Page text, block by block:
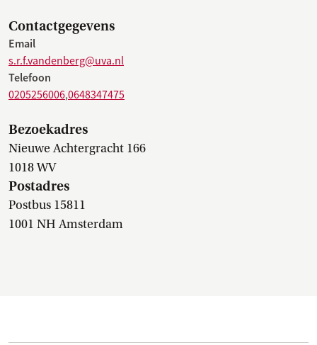
Contactgegevens
Email
s.r.f.vandenberg@uva.nl
Telefoon
0205256006,0648347475
Bezoekadres
Nieuwe Achtergracht 166
1018 WV
Postadres
Postbus 15811
1001 NH Amsterdam